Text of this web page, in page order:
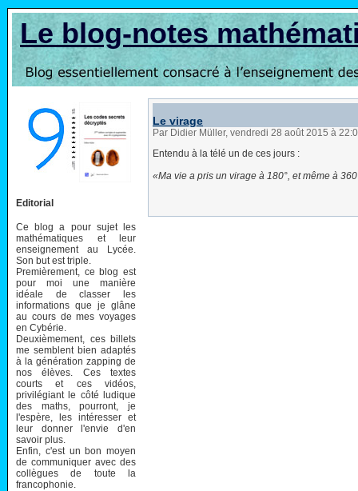
Le blog-notes
Editorial
Ce blog a pour sujet les
mathématiques et leur
enseignement au Lycée.
Son but est triple.
Premièrement, ce blog est
pour moi une manière
idéale de classer les
informations que je glâne
au cours de mes voyages
en Cybérie.
Deuxièmement, ces billets
me semblent bien adaptés
à la génération zapping de
nos élèves. Ces textes
courts et ces vidéos,
privilégiant le côté ludique
des maths, pourront, je
l'espère, les intéresser et
leur donner l'envie d'en
savoir plus.
Enfin, c'est un bon moyen
de communiquer avec des
collègues de toute la
francophonie.
Le virage
Par Didier Müller, vendredi 28 août 2015 à
Entendu à la télé un de ces jours :
Ma vie a pris un virage à 180°, et même à